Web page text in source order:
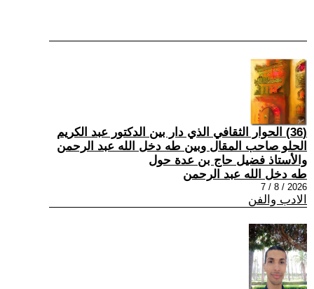
(36) الحوار الثقافي الذي دار بين الدكتور عبد الكريم
الحلو صاحب المقال وبين طه دخل الله عبد الرحمن
والأستاذ فضيل حاج بن عدة حول
طه دخل الله عبد الرحمن
2026 / 8 / 7
الادب والفن